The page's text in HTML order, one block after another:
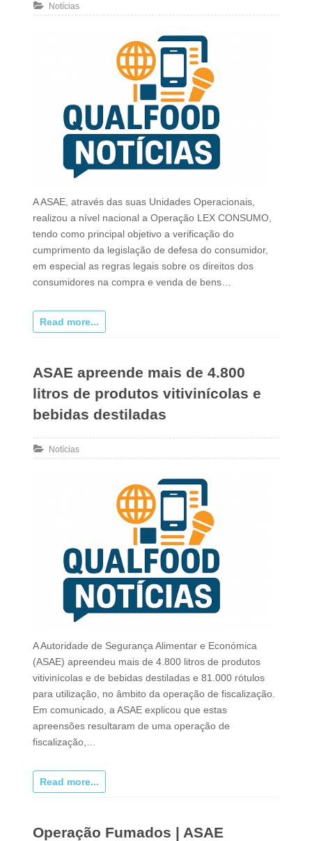
Notícias
A ASAE, através das suas Unidades Operacionais,
realizou a nível nacional a Operação LEX CONSUMO,
tendo como principal objetivo a verificação do
cumprimento da legislação de defesa do consumidor,
em especial as regras legais sobre os direitos dos
consumidores na compra e venda de bens…
Read more...
ASAE apreende mais de 4.800
litros de produtos vitivinícolas e
bebidas destiladas
Notícias
A Autoridade de Segurança Alimentar e Económica
(ASAE) apreendeu mais de 4.800 litros de produtos
vitivinícolas e de bebidas destiladas e 81.000 rótulos
para utilização, no âmbito da operação de fiscalização.
Em comunicado, a ASAE explicou que estas
apreensões resultaram de uma operação de
fiscalização,…
Read more...
Operação Fumados | ASAE